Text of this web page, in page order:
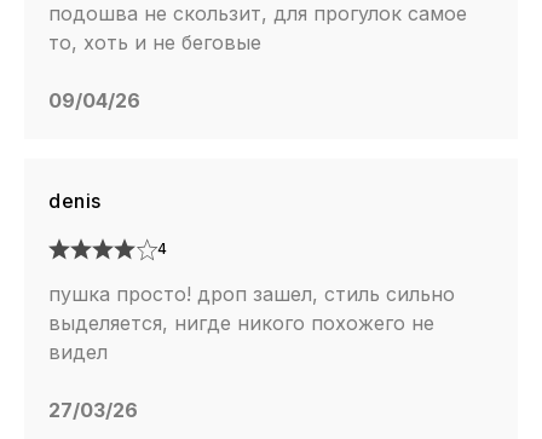
подошва не скользит, для прогулок самое
то, хоть и не беговые
09/04/26
denis
4
пушка просто! дроп зашел, стиль сильно
выделяется, нигде никого похожего не
видел
27/03/26